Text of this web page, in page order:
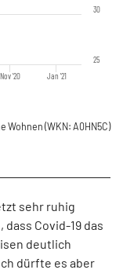
Nov '20 Jan '21
25
30
Wohnen (WKN: A0HN5C)
sehr ruhig
Covid-19 das
deutlich
dürfte es aber